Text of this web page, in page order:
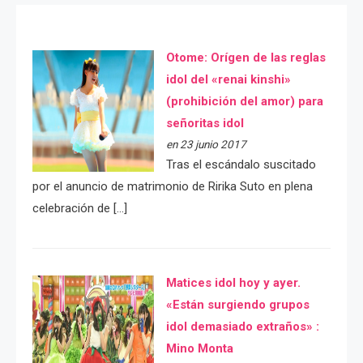
Otome: Orígen de las reglas
idol del «renai kinshi»
(prohibición del amor) para
señoritas idol
en 23 junio 2017
Tras el escándalo suscitado
por el anuncio de matrimonio de Ririka Suto en plena
celebración de […]
Matices idol hoy y ayer.
«Están surgiendo grupos
idol demasiado extraños» :
Mino Monta